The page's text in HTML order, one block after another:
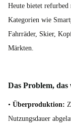
Heute bietet refurbed
Kategorien wie
Fahrräder, Skier,
Märkten.
Das Problem,
• Überproduktion:
Nutzungsdauer